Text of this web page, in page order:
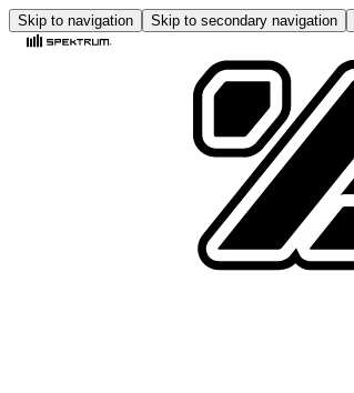
Skip to navigation Skip to secondary navigation